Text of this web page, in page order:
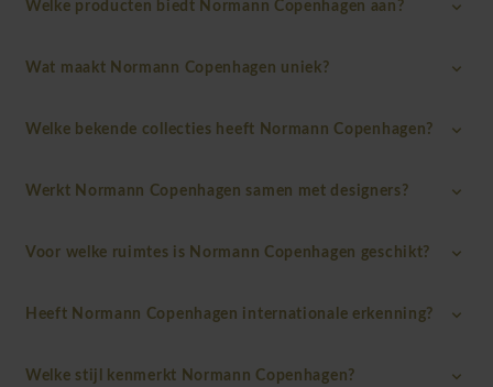
Welke producten biedt Normann Copenhagen aan?
Wat maakt Normann Copenhagen uniek?
Welke bekende collecties heeft Normann Copenhagen?
Werkt Normann Copenhagen samen met designers?
Voor welke ruimtes is Normann Copenhagen geschikt?
Heeft Normann Copenhagen internationale erkenning?
Welke stijl kenmerkt Normann Copenhagen?